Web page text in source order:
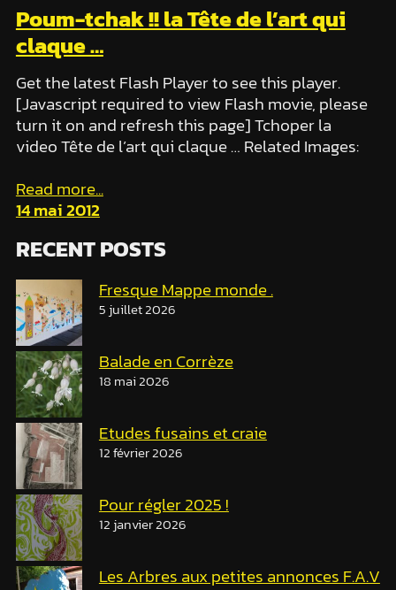
Poum-tchak !! la Tête de l’art qui
claque …
Get the latest Flash Player to see this player.
[Javascript required to view Flash movie, please
turn it on and refresh this page] Tchoper la
video Tête de l’art qui claque … Related Images:
Read more...
14 mai 2012
RECENT POSTS
Fresque Mappe monde .
5 juillet 2026
Balade en Corrèze
18 mai 2026
Etudes fusains et craie
12 février 2026
Pour régler 2025 !
12 janvier 2026
Les Arbres aux petites annonces F.A.V